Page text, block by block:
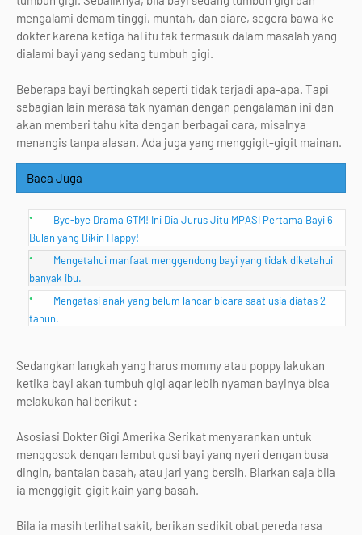
mengalami demam tinggi, muntah, dan diare, segera bawa ke
dokter karena ketiga hal itu tak termasuk dalam masalah yang
dialami bayi yang sedang tumbuh gigi.
Beberapa bayi bertingkah seperti tidak terjadi apa-apa. Tapi
sebagian lain merasa tak nyaman dengan pengalaman ini dan
akan memberi tahu kita dengan berbagai cara, misalnya
menangis tanpa alasan. Ada juga yang menggigit-gigit mainan.
Baca Juga
Bye-bye Drama GTM! Ini Dia Jurus Jitu MPASI Pertama Bayi 6
Bulan yang Bikin Happy!
Mengetahui manfaat menggendong bayi yang tidak diketahui
banyak ibu.
Mengatasi anak yang belum lancar bicara saat usia diatas 2
tahun.
Sedangkan langkah yang harus mommy atau poppy lakukan
ketika bayi akan tumbuh gigi agar lebih nyaman bayinya bisa
melakukan hal berikut :
Asosiasi Dokter Gigi Amerika Serikat menyarankan untuk
menggosok dengan lembut gusi bayi yang nyeri dengan busa
dingin, bantalan basah, atau jari yang bersih. Biarkan saja bila
ia menggigit-gigit kain yang basah.
Bila ia masih terlihat sakit, berikan sedikit obat pereda rasa